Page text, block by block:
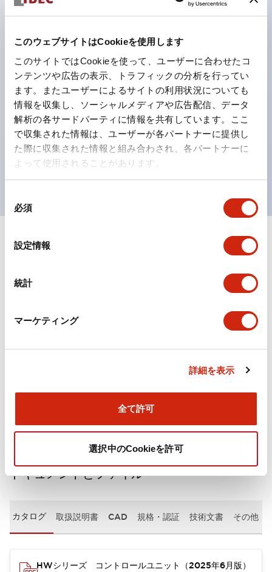
このウェブサイトはCookieを使用します
このサイトではCookieを使って、ユーザーに合わせたコ
ンテンツや広告の表示、トラフィックの分析を行ってい
ます。またユーザーによるサイトの利用状況についても
情報を収集し、ソーシャルメディアや広告配信、データ
解析の各サードパーティに情報を共有しています。ここ
で収集された情報は、ユーザーが各パートナーに提供し
た際に収集された情報と組み合わされ、各パートナーに
よって使用されることがあります。
必須
設定情報
統計
マーケティング
詳細を表示
全て許可
選択中のCookieを許可
チも完備。
1つで6色の役をこなすLED球（LSRD球）。これまで色
ごとに分かれていたLED球を、1色のLED球で各色を表
現できるようにしました。
カラーユニバーサルデザインに対応。表示灯（角平形）
の点灯/消灯の認識および、点灯時のランプ色の識別が
対応。
ISO 3864-4安全色に対応。危険時や緊急事態時の色表
現がより明確・鮮明で、より多くの方が識別可能に。
仕様 すべて展開 +
ドキュメントとファイル
カタログ 取扱説明書 CAD 規格・認証 技術文書 その他
HWシリーズ コントロールユニット（2025年6月版）